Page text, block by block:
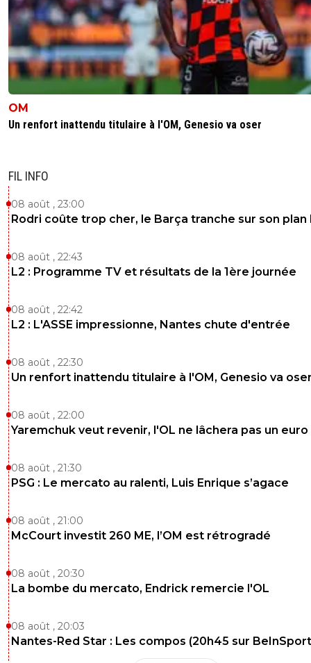
OM
Un renfort inattendu titulaire à l'OM, Genesio va oser
FIL INFO
08 août , 23:00
Rodri coûte trop cher, le Barça tranche sur son plan
08 août , 22:43
L2 : Programme TV et résultats de la 1ère journée
08 août , 22:42
L2 : L'ASSE impressionne, Nantes chute d'entrée
08 août , 22:30
Un renfort inattendu titulaire à l'OM, Genesio va
08 août , 22:00
Yaremchuk veut revenir, l'OL ne lâchera pas un euro
08 août , 21:30
PSG : Le mercato au ralenti, Luis Enrique s’agace
08 août , 21:00
McCourt investit 260 ME, l’OM est rétrogradé
08 août , 20:30
La bombe du mercato, Endrick remercie l'OL
08 août , 20:03
Nantes-Red Star : Les compos (20h45 sur